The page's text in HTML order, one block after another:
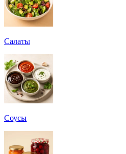
Салаты
Соусы